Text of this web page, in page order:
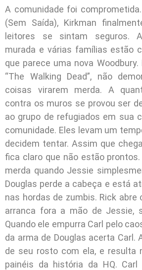
A comunidade foi comprometida.
(Sem Saída), Kirkman
leitores se sintam seguros.
murada e várias famílias estão
que parece uma nova
“The Walking Dead”, não
coisas virarem merda. A
contra os muros se provou ser
ao grupo de refugiados em sua
comunidade. Eles levam um
decidem tentar. Assim que
fica claro que não estão
merda quando Jessie
Douglas perde a cabeça e está
nas hordas de zumbis. Rick abre
arranca fora a mão de Jessie,
Quando ele empurra Carl pelo
da arma de Douglas acerta Carl.
de seu rosto com ela, e resulta
painéis da história da HQ.